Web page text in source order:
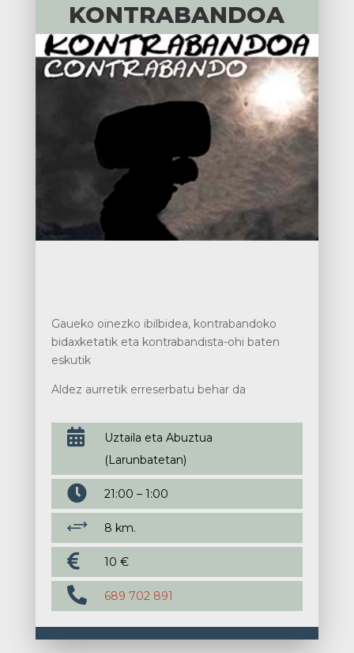
KONTRABANDOA
Gaueko oinezko ibilbidea, kontrabandoko
bidaxketatik eta kontrabandista-ohi baten
eskutik
Aldez aurretik erreserbatu behar da

Uztaila eta Abuztua
(Larunbatetan)
 21:00 – 1:00
+ 8 km.
 10 €
 689 702 891